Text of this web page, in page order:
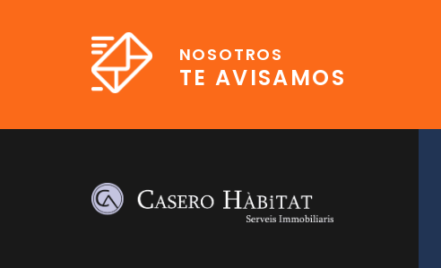
NOSOTROS
TE AVISAMOS